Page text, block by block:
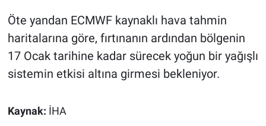
Öte yandan ECMWF kaynaklı hava tahmin
haritalarına göre, fırtınanın ardından bölgenin
17 Ocak tarihine kadar sürecek yoğun bir yağışlı
sistemin etkisi altına girmesi bekleniyor.
Kaynak: İHA